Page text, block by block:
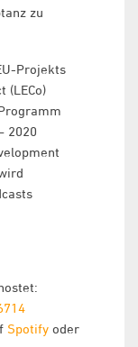
zu
Projekts
(LECo)
2020
Spotify oder